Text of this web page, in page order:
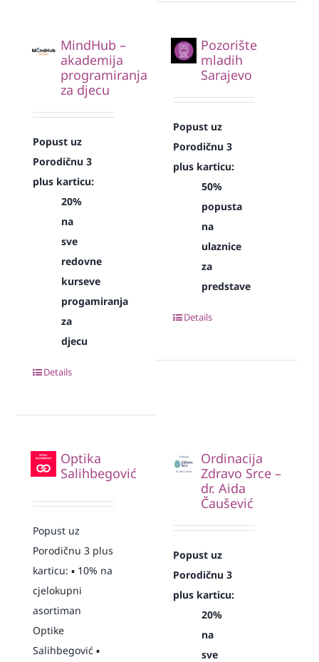
MindHub –
akademija
programiranja
za djecu
Popust uz
Porodičnu 3
plus karticu:
20%
na
sve
redovne
kurseve
progamiranja
za
djecu
Details
Pozorište
mladih
Sarajevo
Popust uz
Porodičnu 3
plus karticu:
50%
popusta
na
ulaznice
za
predstave
Details
Optika
Salihbegović
Popust uz
Porodičnu 3 plus
karticu: ▪️ 10% na
cjelokupni
asortiman
Optike
Salihbegović ▪️
Ordinacija
Zdravo Srce –
dr. Aida
Čaušević
Popust uz
Porodičnu 3
plus karticu:
20%
na
sve